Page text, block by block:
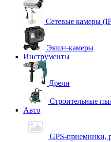
Сетевые камеры
Экшн-камеры
Инструменты
Дрели
Строительные
Авто
GPS-приемники,